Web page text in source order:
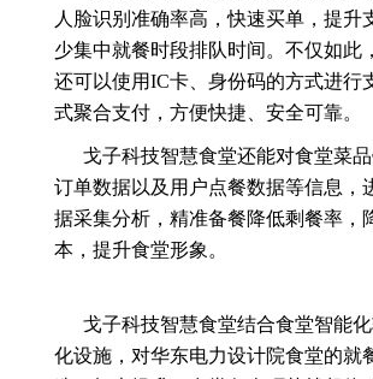
人脸识别准确率高，快速买单，提升
少集中就餐时段排队时间。不仅如此
还可以使用IC卡、身份码的方式进行
式聚合支付，方便快捷、安全可靠。
戈子科技智慧食堂还能对食堂菜品
订单数据以及用户点餐数据等信息，
据采集分析，精准备餐降低剩餐率，
本，提升食堂形象。
戈子科技智慧食堂结合食堂智能化
化设施，对华东电力设计院食堂的就